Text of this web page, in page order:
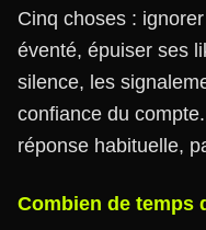
Cinq choses :
éventé, épuiser ses
silence, les
confiance du
réponse habituelle,
Combien de temps